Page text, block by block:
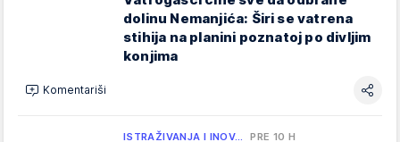
dolinu Nemanjića: Širi se vatrena
stihija na planini poznatoj po divljim
konjima
Komentariši
ISTRAŽIVANJA I INOV… PRE 10 H